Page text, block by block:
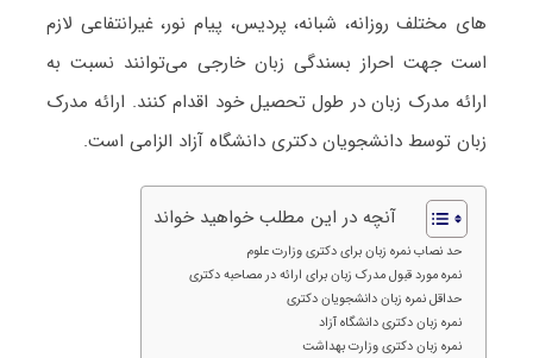
های مختلف روزانه، شبانه، پردیس، پیام نور، غیرانتفاعی لازم
است جهت احراز بسندگی زبان خارجی می‌توانند نسبت به
ارائه مدرک زبان در طول تحصیل خود اقدام کنند. ارائه مدرک
زبان توسط دانشجویان دکتری دانشگاه آزاد الزامی است.
آنچه در این مطلب خواهید خواند
حد نصاب نمره زبان برای دکتری وزارت علوم
نمره مورد قبول مدرک زبان برای ارائه در مصاحبه دکتری
حداقل نمره زبان دانشجویان دکتری
نمره زبان دکتری دانشگاه آزاد
نمره زبان دکتری وزارت بهداشت